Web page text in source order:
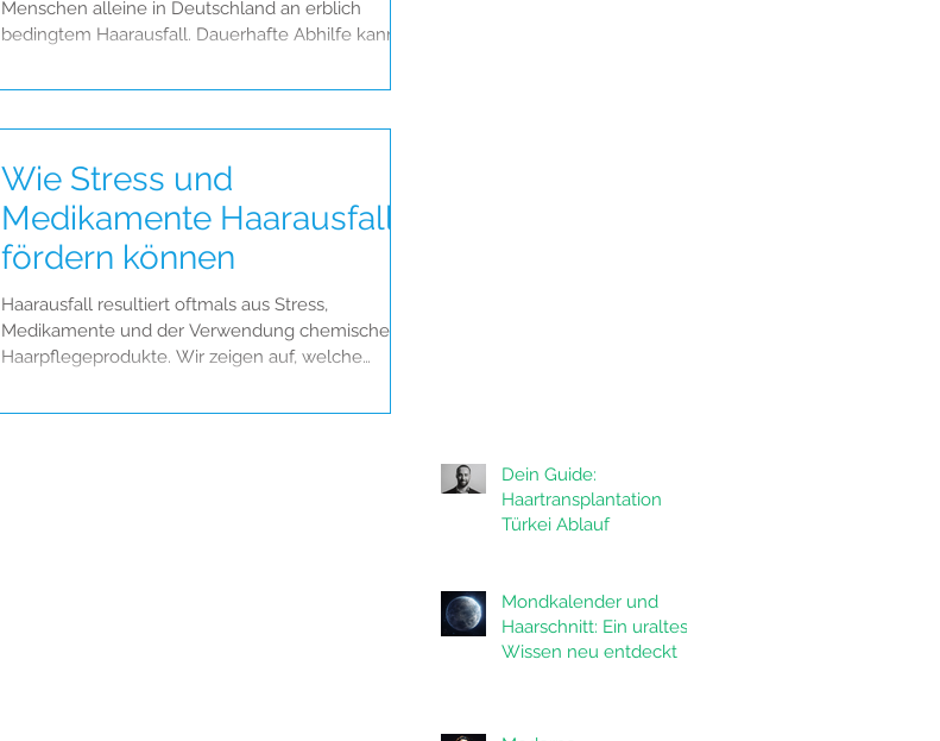
Menschen alleine in Deutschland an erblich
bedingtem Haarausfall. Dauerhafte Abhilfe kann
Wie Stress und
Medikamente Haarausfall
fördern können
Haarausfall resultiert oftmals aus Stress,
Medikamente und der Verwendung chemischer
Haarpflegeprodukte. Wir zeigen auf, welche
Dein Guide:
Haartransplantation
Türkei Ablauf
Mondkalender und
Haarschnitt: Ein uraltes
Wissen neu entdeckt